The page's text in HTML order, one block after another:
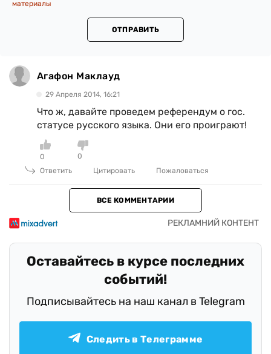
материалы
ОТПРАВИТЬ
Агафон Маклауд
29 Апреля 2014, 16:21
Что ж, давайте проведем референдум о гос.
статусе русского языка. Они его проиграют!
0
0
Ответить
Цитировать Пожаловаться
ВСЕ КОММЕНТАРИИ
Оставайтесь в курсе последних
событий!
Подписывайтесь на наш канал в Telegram
Следить в Телеграмме